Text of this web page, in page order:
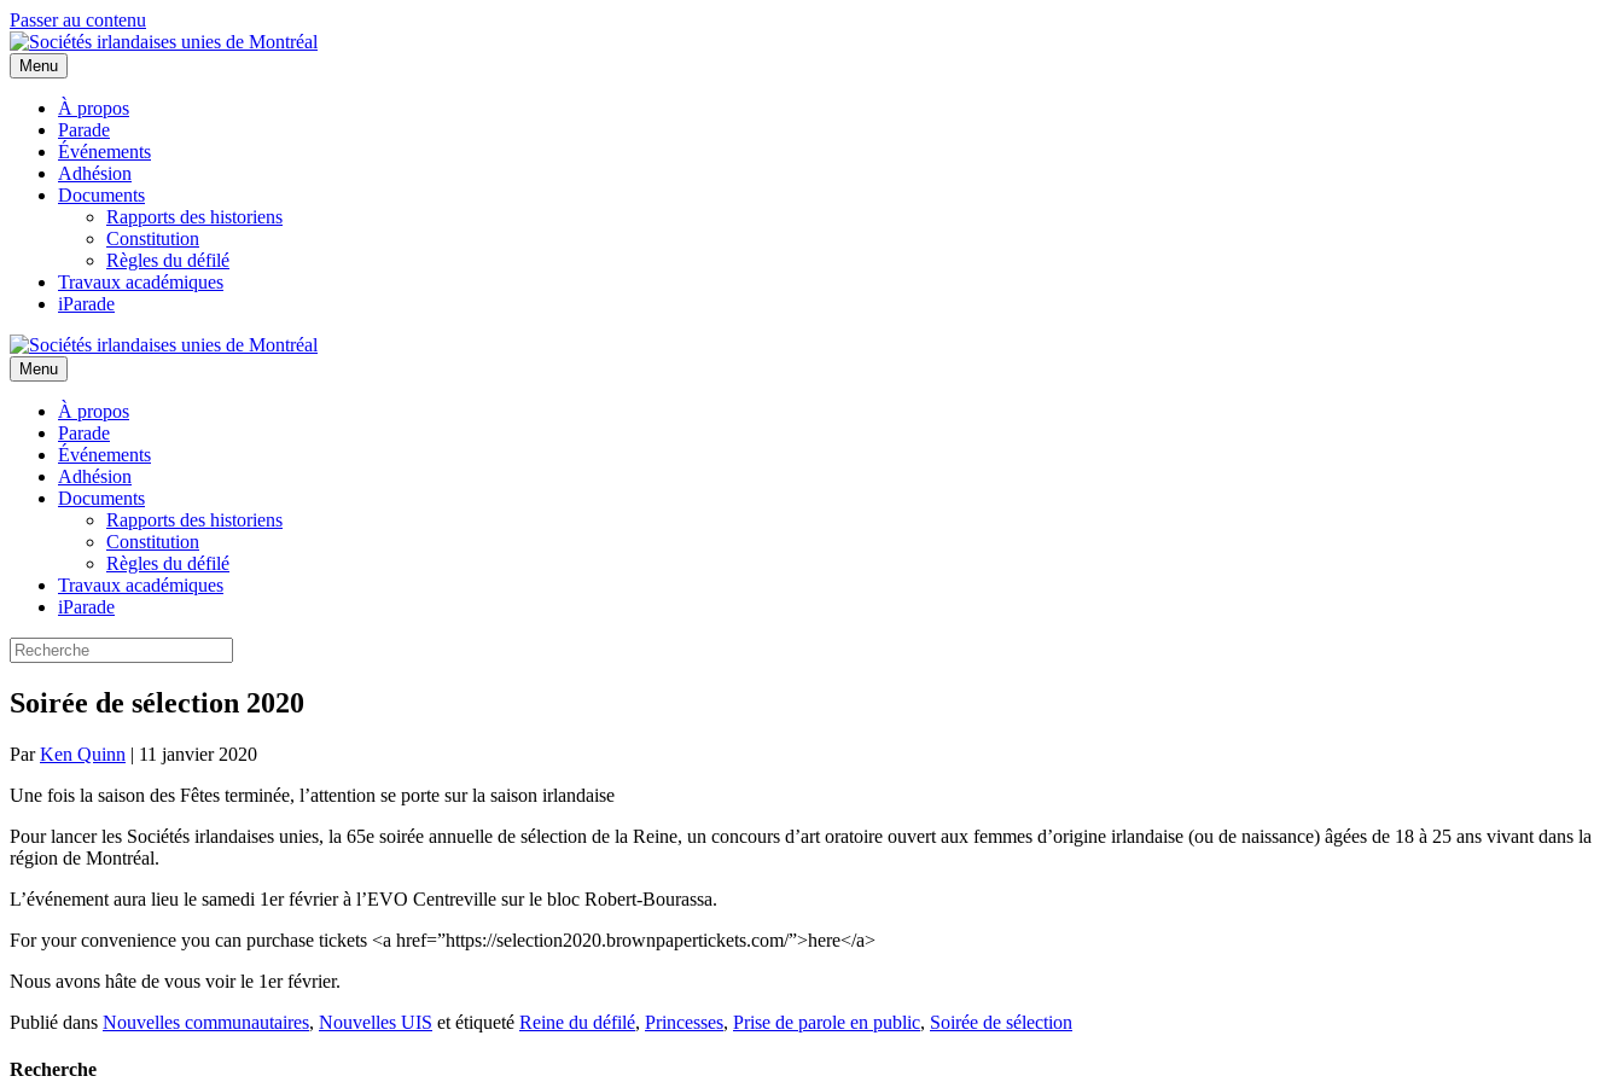
Passer au contenu
Menu
À propos
Parade
Événements
Adhésion
Documents
Rapports des historiens
Constitution
Règles du défilé
Travaux académiques
iParade
Menu
À propos
Parade
Événements
Adhésion
Documents
Rapports des historiens
Constitution
Règles du défilé
Travaux académiques
iParade
Soirée de sélection 2020
ParKen Quinn | 11 janvier 2020
Une fois la saison des Fêtes terminée, l’attention se porte sur la saison irlandaise
Pour lancer les Sociétés irlandaises unies, la 65e soirée annuelle de sélection de la Reine, un concours d’art oratoire ouvert aux femmes d’origine irlandaise (ou de naissance) âgées de 18 à 25 ans vivant dans la
région de Montréal.
L’événement aura lieu le samedi 1er février à l’EVO Centreville sur le bloc Robert-Bourassa.
For your convenience you can purchase tickets <a href=”https://selection2020.brownpapertickets.com/”>here</a>
Nous avons hâte de vous voir le 1er février.
Publié dans Nouvelles communautaires, Nouvelles UIS et étiqueté Reine du défilé, Princesses, Prise de parole en public, Soirée de sélection
Recherche